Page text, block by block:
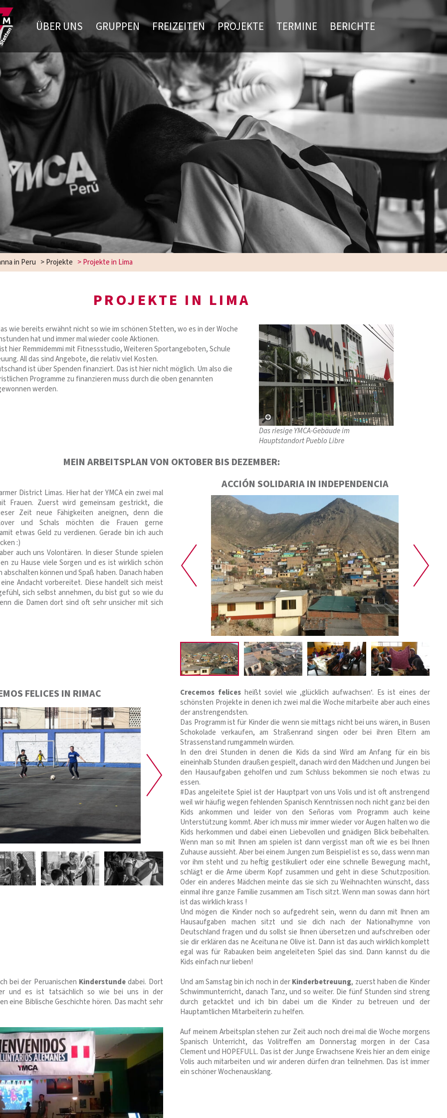
ÜBER UNS GRUPPEN FREIZEITEN PROJEKTE TERMINE BERICHTE
in Peru >Projekte >Projekte in Lima
PROJEKTE IN LIMA
wie bereits erwähnt nicht so wie im schönen Stetten, wo es in der Woche
hat und immer mal wieder coole Aktionen.
hier Remmidemmi mit Fitnessstudio, Weiteren Sportangeboten, Schule
All das sind Angebote, die relativ viel Kosten.
ist über Spenden finanziert. Das ist hier nicht möglich. Um also die
Programme zu finanzieren muss durch die oben genannten
werden.
Das riesige YMCA-Gebäude im
Hauptstandort Pueblo Libre
MEIN ARBEITSPLAN VON OKTOBER BIS DEZEMBER:
District Limas. Hier hat der YMCA ein zwei mal
Frauen. Zuerst wird gemeinsam gestrickt, die
Zeit neue Fähigkeiten aneignen, denn die
und Schals möchten die Frauen gerne
etwas Geld zu verdienen. Gerade bin ich auch
:)
auch uns Volontären. In dieser Stunde spielen
zu Hause viele Sorgen und es ist wirklich schön
können und Spaß haben. Danach haben
Andacht vorbereitet. Diese handelt sich meist
sich selbst annehmen, du bist gut so wie du
die Damen dort sind oft sehr unsicher mit sich
ACCIÓN SOLIDARIA IN INDEPENDENCIA
FELICES IN RIMAC Crecemos felicesheißt soviel wie ‚glücklich aufwachsen‘. Es ist eines der
schönsten Projekte in denen ich zwei mal die Woche mitarbeite aber auch eines
der anstrengendsten.
Das Programm ist für Kinder die wenn sie mittags nicht bei uns wären, in Busen
Schokolade verkaufen, am Straßenrand singen oder bei ihren Eltern am
Strassenstand rumgammeln würden.
In den drei Stunden in denen die Kids da sind Wird am Anfang für ein bis
eineinhalb Stunden draußen gespielt, danach wird den Mädchen und Jungen bei
den Hausaufgaben geholfen und zum Schluss bekommen sie noch etwas zu
essen.
#Das angeleitete Spiel ist der Hauptpart von uns Volis und ist oft anstrengend
weil wir häufig wegen fehlenden Spanisch Kenntnissen noch nicht ganz bei den
Kids ankommen und leider von den Señoras vom Programm auch keine
Unterstützung kommt. Aber ich muss mir immer wieder vor Augen halten wo die
Kids herkommen und dabei einen Liebevollen und gnädigen Blick beibehalten.
Wenn man so mit Ihnen am spielen ist dann vergisst man oft wie es bei Ihnen
Zuhause aussieht. Aber bei einem Jungen zum Beispiel ist es so, dass wenn man
vor ihm steht und zu heftig gestikuliert oder eine schnelle Bewegung macht,
schlägt er die Arme überm Kopf zusammen und geht in diese Schutzposition.
Oder ein anderes Mädchen meinte das sie sich zu Weihnachten wünscht, dass
einmal ihre ganze Familie zusammen am Tisch sitzt. Wenn man sowas dann hört
ist das wirklich krass !
Und mögen die Kinder noch so aufgedreht sein, wenn du dann mit Ihnen am
Hausaufgaben machen sitzt und sie dich nach der Nationalhymne von
Deutschland fragen und du sollst sie Ihnen übersetzen und aufschreiben oder
sie dir erklären das ne Aceituna ne Olive ist. Dann ist das auch wirklich komplett
egal was für Rabauken beim angeleiteten Spiel das sind. Dann kannst du die
Kids einfach nur lieben!
bei der Peruanischen Kinderstundedabei. Dort
und es ist tatsächlich so wie bei uns in der
eine Biblische Geschichte hören. Das macht sehr
Und am Samstag bin ich noch in derKinderbetreuung, zuerst haben die Kinder
Schwimmunterricht, danach Tanz, und so weiter. Die fünf Stunden sind streng
durch getacktet und ich bin dabei um die Kinder zu betreuen und der
Hauptamtlichen Mitarbeiterin zu helfen.
Auf meinem Arbeitsplan stehen zur Zeit auch noch drei mal die Woche morgens
Spanisch Unterricht, das Volitreffen am Donnerstag morgen in der Casa
Clement und HOPEFULL. Das ist der Junge Erwachsene Kreis hier an dem einige
Volis auch mitarbeiten und wir anderen dürfen dran teilnehmen. Das ist immer
ein schöner Wochenausklang.